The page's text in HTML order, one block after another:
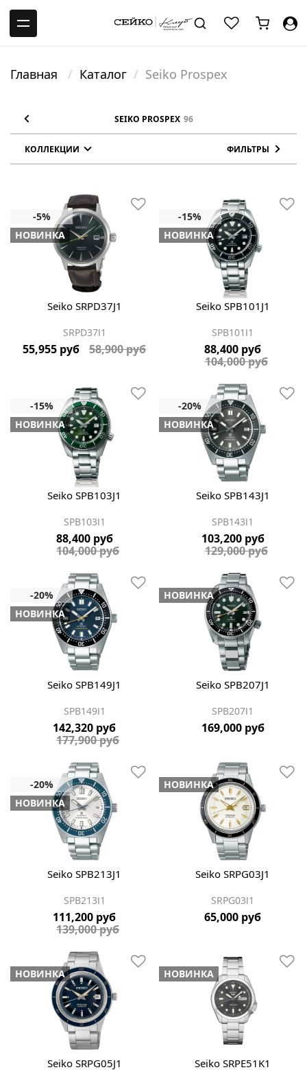
Главная Каталог Seiko Prospex
SEIKO PROSPEX 96
КОЛЛЕКЦИИ ФИЛЬТРЫ
НОВИНКА
Seiko SRPD37J1
SRPD37J1
55,955 руб 58,900 руб
НОВИНКА
Seiko SPB101J1
SPB101J1
88,400 руб
104,000 руб
НОВИНКА
Seiko SPB103J1
SPB103J1
88,400 руб
104,000 руб
НОВИНКА
Seiko SPB143J1
SPB143J1
103,200 руб
129,000 руб
НОВИНКА
Seiko SPB149J1
SPB149J1
142,320 руб
177,900 руб
НОВИНКА
Seiko SPB207J1
SPB207J1
169,000 руб
НОВИНКА
Seiko SPB213J1
SPB213J1
111,200 руб
139,000 руб
НОВИНКА
Seiko SRPG03J1
SRPG03J1
65,000 руб
НОВИНКА
Seiko SRPG05J1
НОВИНКА
Seiko SRPE51K1